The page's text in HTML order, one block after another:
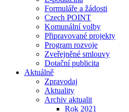
Formuláře a žádosti
Czech POINT
Komunální volby
Připravované projekty
Program rozvoje
Zveřejněné smlouvy
Dotační publicita
Aktuálně
Zpravodaj
Aktuality
Archiv aktualit
Rok 2021